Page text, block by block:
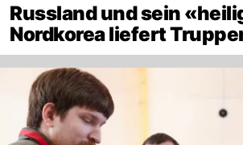
Russland und sein
Nordkorea liefert